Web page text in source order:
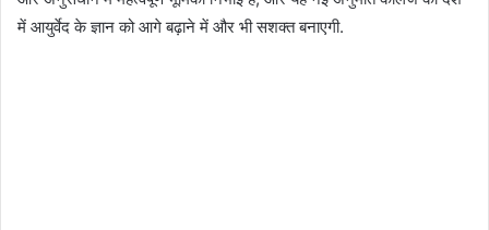
में आयुर्वेद के ज्ञान को आगे बढ़ाने में और भी सशक्त बनाएगी.